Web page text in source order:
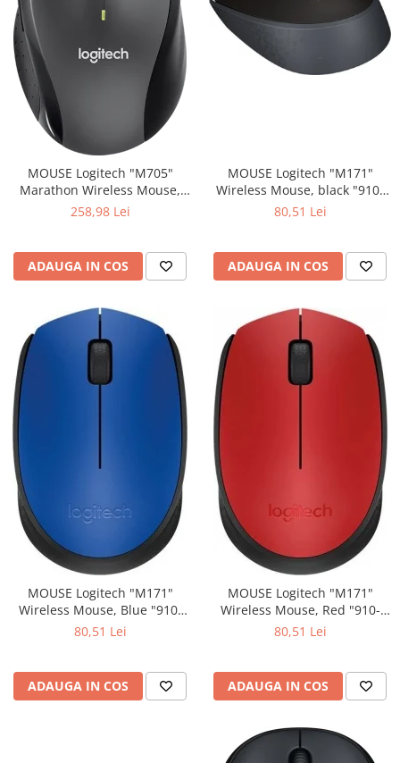
MOUSE Logitech "M705"
Marathon Wireless Mouse,
black "910-001949" (include
258,98 Lei
ADAUGA IN COS
MOUSE Logitech "M171"
Wireless Mouse, black "910-
80,51 Lei
ADAUGA IN COS
MOUSE Logitech "M171"
Wireless Mouse, Blue "910-
80,51 Lei
ADAUGA IN COS
MOUSE Logitech "M171"
Wireless Mouse, Red "910-
80,51 Lei
ADAUGA IN COS